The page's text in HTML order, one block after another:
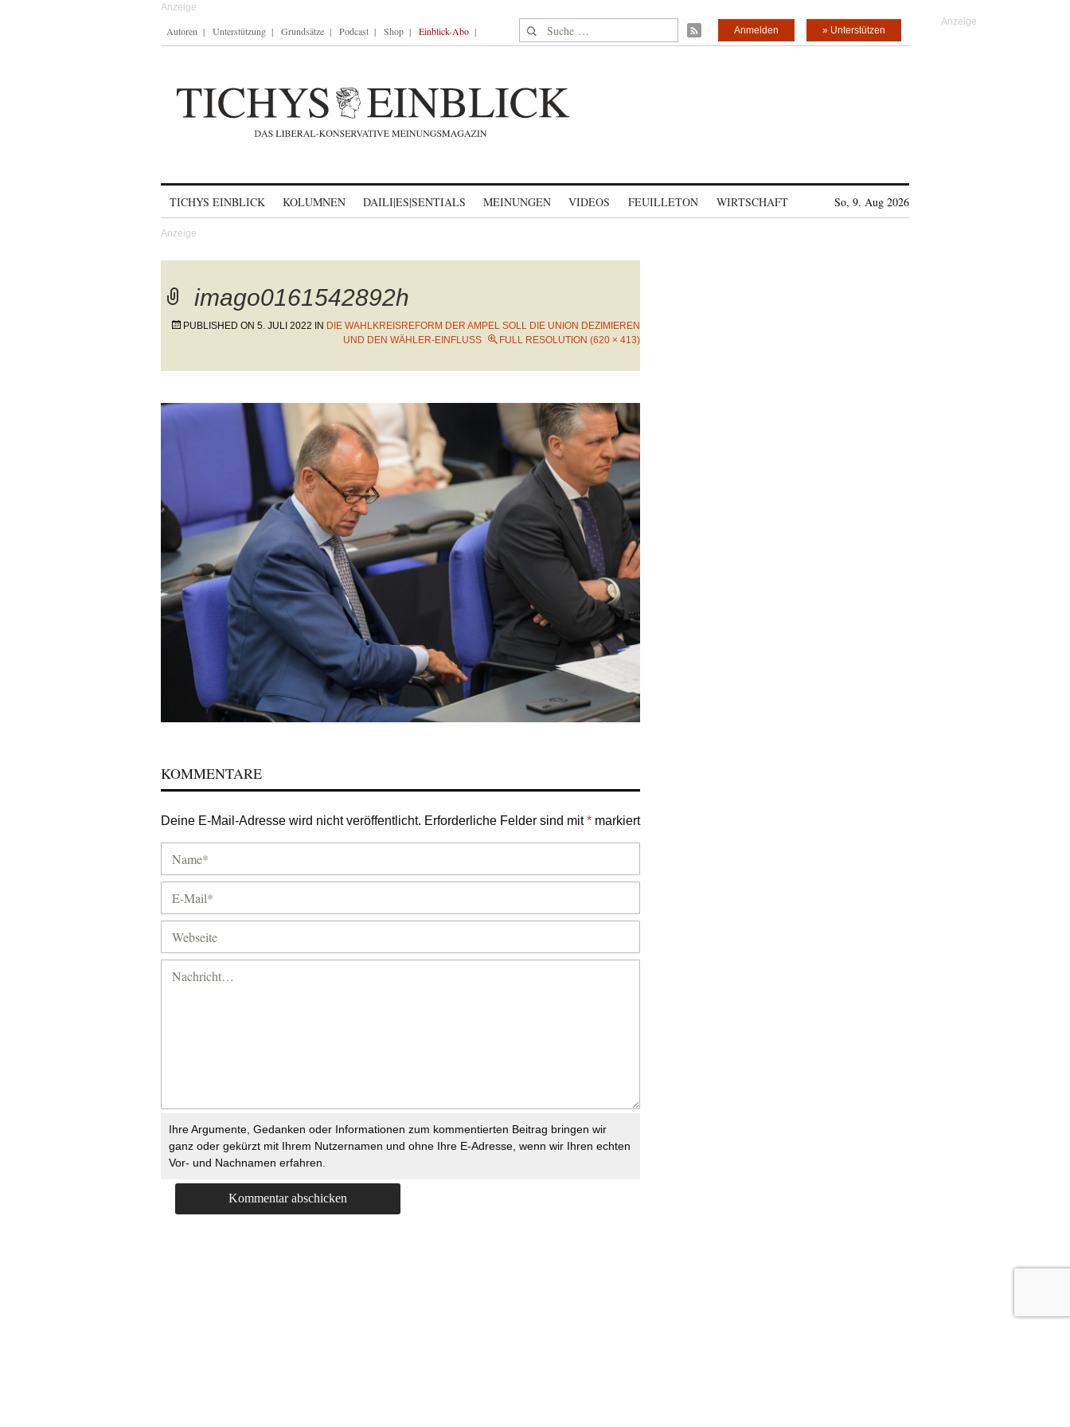
Autoren Unterstützung Grundsätze Podcast Shop Einblick-Abo Suche nach: » Unterstützen
Anmelden
TICHYS EINBLICK KOLUMNEN DAILI|ES|SENTIALS MEINUNGEN VIDEOS FEUILLETON WIRTSCHAFT So, 9. Aug 2026
imago0161542892h
PUBLISHED ON 5. JULI 2022 IN DIE WAHLKREISREFORM DER AMPEL SOLL DIE UNION DEZIMIEREN
UND DEN WÄHLER-EINFLUSS
FULL RESOLUTION (620 × 413)
KOMMENTARE
Deine E-Mail-Adresse wird nicht veröffentlicht. Erforderliche Felder sind mit* markiert
Ihre Argumente, Gedanken oder Informationen zum kommentierten Beitrag bringen wir
ganz oder gekürzt mit Ihrem Nutzernamen und ohne Ihre E-Adresse, wenn wir Ihren echten
Vor- und Nachnamen erfahren.